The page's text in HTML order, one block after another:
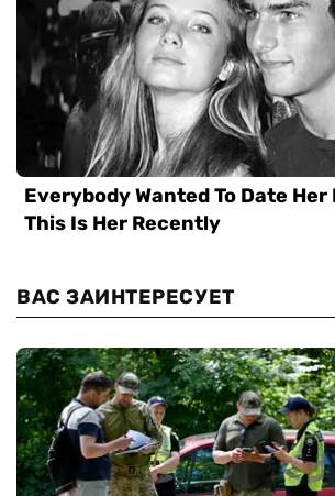
ВАС ЗАИНТЕРЕСУЕТ